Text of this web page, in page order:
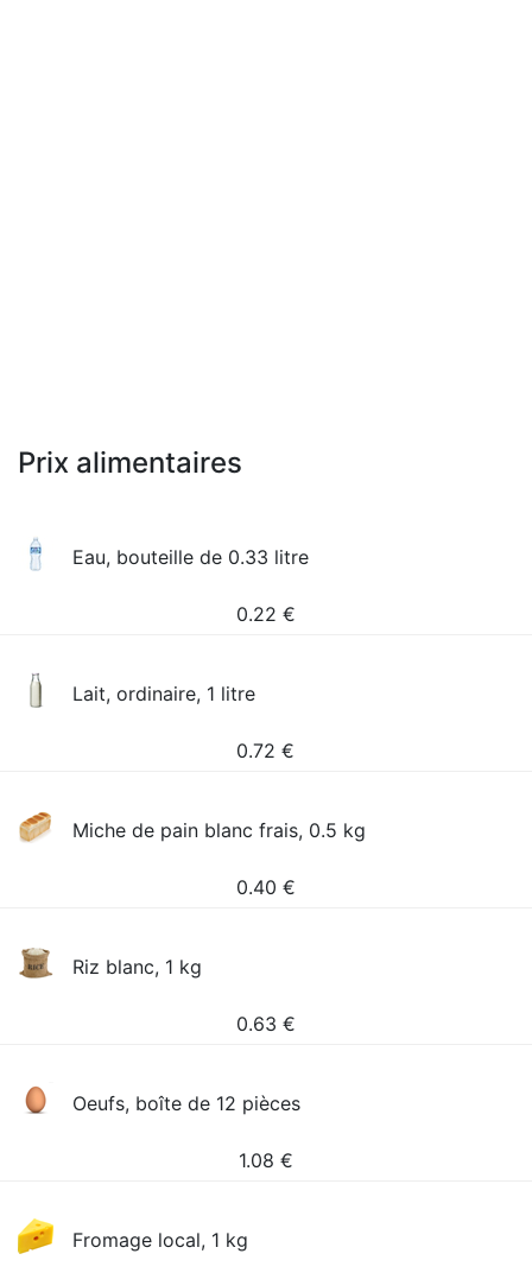
Prix alimentaires
Eau, bouteille de 0.33 litre
0.22 €
Lait, ordinaire, 1 litre
0.72 €
Miche de pain blanc frais, 0.5 kg
0.40 €
Riz blanc, 1 kg
0.63 €
Oeufs, boîte de 12 pièces
1.08 €
Fromage local, 1 kg